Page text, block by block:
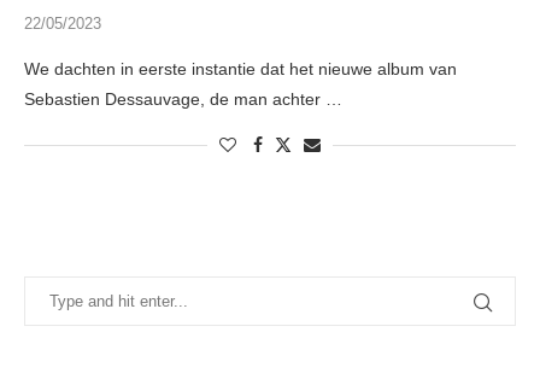
22/05/2023
We dachten in eerste instantie dat het nieuwe album van
Sebastien Dessauvage, de man achter …